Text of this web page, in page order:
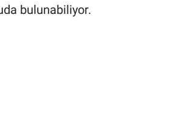
bulunabiliyor.